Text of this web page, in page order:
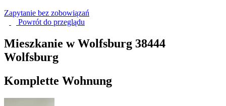
Zapytanie bez zobowiązań
Powrót do przeglądu
Mieszkanie w Wolfsburg 38444
Wolfsburg
Komplette Wohnung